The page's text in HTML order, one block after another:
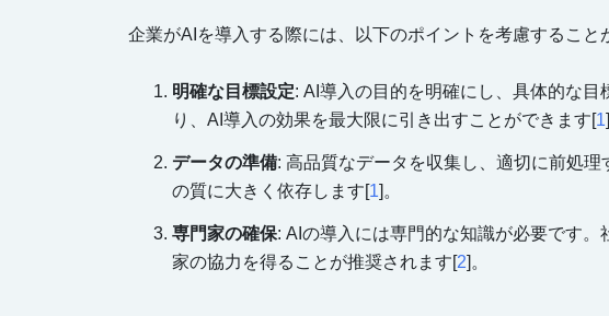
企業がAIを導入する際には、以下のポイントを考慮すること
明確な目標設定: AI導入の目的を明確にし、具体的な
り、AI導入の効果を最大限に引き出すことができます[1
データの準備: 高品質なデータを収集し、適切に前処
の質に大きく依存します[1]。
専門家の確保: AIの導入には専門的な知識が必要です
家の協力を得ることが推奨されます[2]。